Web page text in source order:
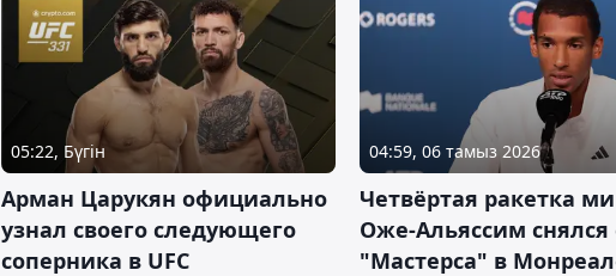
05:22, Бүгін
Арман Царукян официально
узнал своего следующего
соперника в UFC
04:59, 06 тамыз 2026
Четвёртая ракетка
Оже-Альяссим снялся
"Мастерса" в